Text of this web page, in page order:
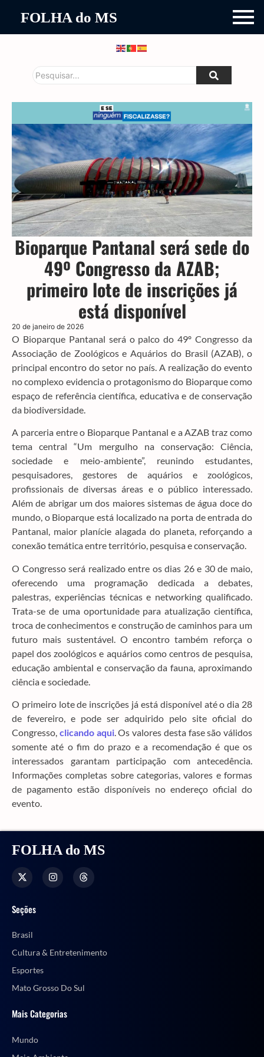
FOLHA do MS
Bioparque Pantanal será sede do
49º Congresso da AZAB;
primeiro lote de inscrições já
está disponível
20 de janeiro de 2026
O Bioparque Pantanal será o palco do 49º Congresso da
Associação de Zoológicos e Aquários do Brasil (AZAB), o
principal encontro do setor no país. A realização do evento
no complexo evidencia o protagonismo do Bioparque como
espaço de referência científica, educativa e de conservação
da biodiversidade.
A parceria entre o Bioparque Pantanal e a AZAB traz como
tema central “Um mergulho na conservação: Ciência,
sociedade e meio-ambiente”, reunindo estudantes,
pesquisadores, gestores de aquários e zoológicos,
profissionais de diversas áreas e o público interessado.
Além de abrigar um dos maiores sistemas de água doce do
mundo, o Bioparque está localizado na porta de entrada do
Pantanal, maior planície alagada do planeta, reforçando a
conexão temática entre território, pesquisa e conservação.
O Congresso será realizado entre os dias 26 e 30 de maio,
oferecendo uma programação dedicada a debates,
palestras, experiências técnicas e networking qualificado.
Trata-se de uma oportunidade para atualização científica,
troca de conhecimentos e construção de caminhos para um
futuro mais sustentável. O encontro também reforça o
papel dos zoológicos e aquários como centros de pesquisa,
educação ambiental e conservação da fauna, aproximando
ciência e sociedade.
O primeiro lote de inscrições já está disponível até o dia 28
de fevereiro, e pode ser adquirido pelo site oficial do
Congresso, clicando aqui. Os valores desta fase são válidos
somente até o fim do prazo e a recomendação é que os
interessados garantam participação com antecedência.
Informações completas sobre categorias, valores e formas
de pagamento estão disponíveis no endereço oficial do
evento.
FOLHA do MS
Seções
Brasil
Cultura & Entretenimento
Esportes
Mato Grosso Do Sul
Mais Categorias
Mundo